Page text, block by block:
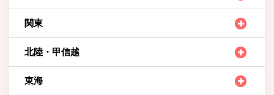
関東
北陸・甲信越
東海